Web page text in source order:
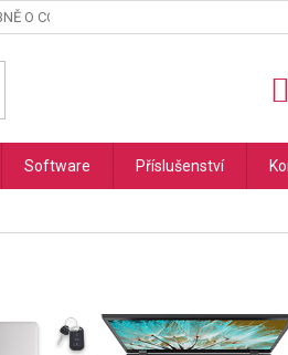
O COOKIES PODMÍNKY OCHRANY
Software Příslušenství